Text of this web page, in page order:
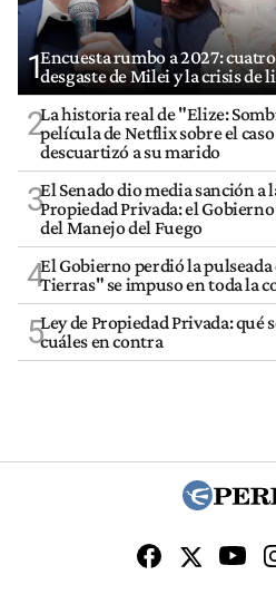
1Encuesta rumbo a 2027:
desgaste de Milei y la crisis de
2La historia real de "Elize:
película de Netflix sobre el
descuartizó a su marido
3El Senado dio media sanción
Propiedad Privada: el
del Manejo del Fuego
4El Gobierno perdió la
Tierras" se impuso en toda la
5Ley de Propiedad Privada: qué
cuáles en contra